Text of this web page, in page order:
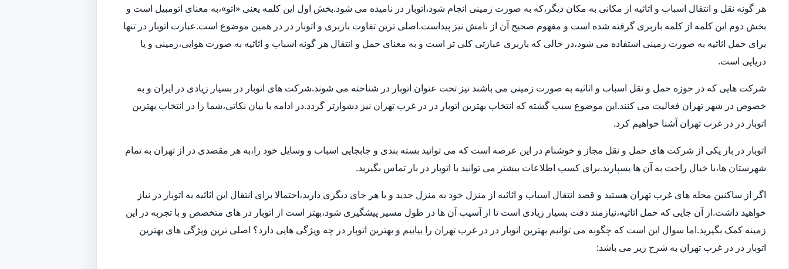
هر گونه نقل و انتقال اسباب و اثاثیه از مکانی به مکان دیگر،که به صورت زمینی انجام شود،اتوبار در نامیده می شود.بخش اول این کلمه یعنی «اتو»،به معنای اتومبیل است و
بخش دوم این کلمه از کلمه باربری گرفته شده است و مفهوم صحیح آن از نامش نیز پیداست.اصلی ترین تفاوت باربری و اتوبار در در همین موضوع است.عبارت اتوبار در تنها
برای حمل اثاثیه به صورت زمینی استفاده می شود،در حالی که باربری عبارتی کلی تر است و به معنای حمل و انتقال هر گونه اسباب و اثاثیه به صورت هوایی،زمینی و یا
دریایی است.
شرکت هایی که در حوزه حمل و نقل اسباب و اثاثیه به صورت زمینی می باشند نیز تحت عنوان اتوبار در شناخته می شوند.شرکت های اتوبار در بسیار زیادی در ایران و به
خصوص در شهر تهران فعالیت می کنند.این موضوع سبب گشته که انتخاب بهترین اتوبار در در غرب تهران نیز دشوارتر گردد.در ادامه با بیان نکاتی،شما را در انتخاب بهترین
اتوبار در در غرب تهران آشنا خواهیم کرد.
اتوبار در بار یکی از شرکت های حمل و نقل مجاز و خوشنام در این عرصه است که می توانید بسته بندی و جابجایی اسباب و وسایل خود را،به هر مقصدی در از تهران به تمام
شهرستان ها،با خیال راحت به آن ها بسپارید.برای کسب اطلاعات بیشتر می توانید با اتوبار در بار تماس بگیرید.
اگر از ساکنین محله های غرب تهران هستید و قصد انتقال اسباب و اثاثیه از منزل خود به منزل جدید و یا هر جای دیگری دارید،احتمالا برای انتقال این اثاثیه به اتوبار در نیاز
خواهید داشت.از آن جایی که حمل اثاثیه،نیازمند دقت بسیار زیادی است تا از آسیب آن ها در طول مسیر پیشگیری شود،بهتر است از اتوبار در های متخصص و با تجربه در این
زمینه کمک بگیرید.اما سوال این است که چگونه می توانیم بهترین اتوبار در در غرب تهران را بیابیم و بهترین اتوبار در چه ویژگی هایی دارد؟ اصلی ترین ویژگی های بهترین
اتوبار در در غرب تهران به شرح زیر می باشد: